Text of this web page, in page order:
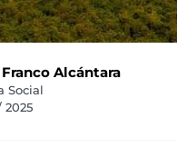
Alcántara
Social
2025